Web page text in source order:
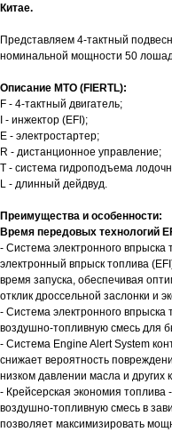
Китае.
Представляем 4-тактный
номинальной мощности 50
Описание МТО (FIERTL):
F - 4-тактный двигатель;
I - инжектор (EFI);
E - электростартер;
R - дистанционное управление;
T - система гидроподъема
L - длинный дейдвуд.
Преимущества и особенности:
Время передовых технологий
- Система электронного
электронный впрыск топлива
время запуска, обеспечивая
отклик дроссельной заслонки и
- Система электронного впрыска
воздушно-топливную смесь для
- Система Engine Alert System
снижает вероятность
низком давлении масла и других
- Крейсерская экономия топлива
воздушно-топливную смесь в
позволяет максимизировать